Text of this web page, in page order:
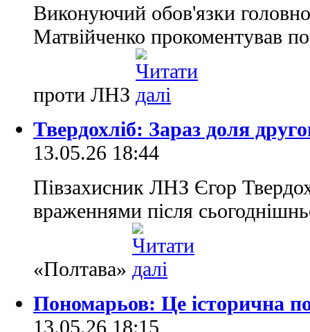
Виконуючий обов'язки
Матвійченко прокоментував
проти ЛНЗ
Твердохліб: Зараз доля
13.05.26 18:44
Півзахисник ЛНЗ Єгор
враженнями після
«Полтава»
Пономарьов: Це історична
13.05.26 18:15